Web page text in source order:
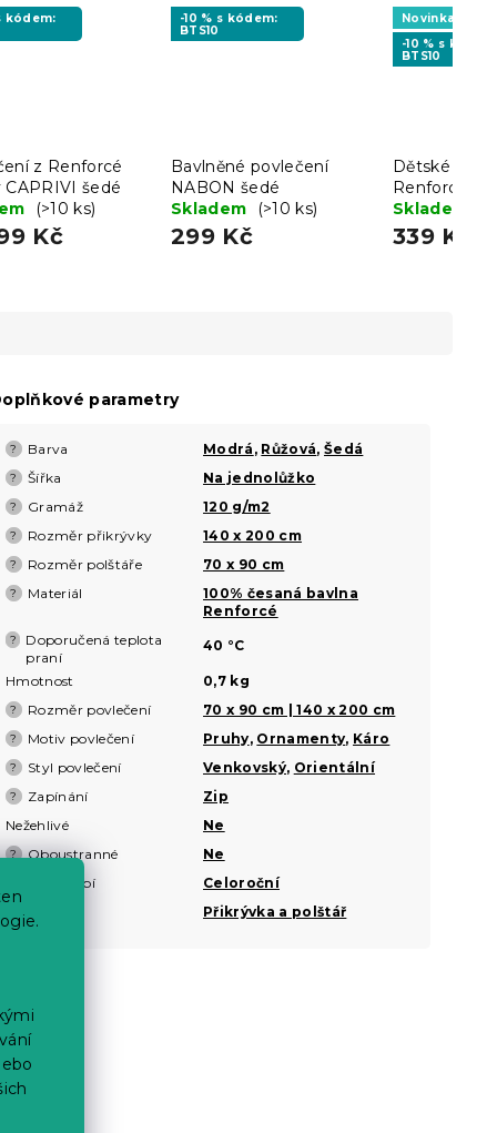
kódem:
z Renforcé
CAPRIVI šedé
(>10 ks)
Kč
-10 % s kódem:
BTS10
Bavlněné povlečení
NABON šedé
Skladem
(>10 ks)
299 Kč
Novinka
-10 % s
BTS10
Dětské
Renforcé
ANIMORA
Skladem
339 Kč
parametry
? Barva Modrá , Růžová,Šedá
? Šířka Na jednolůžko
? Gramáž 120 g/m2
? Rozměr přikrývky 140 x 200 cm
? Rozměr polštáře 70 x 90 cm
? Materiál
100% česaná bavlna
Renforcé
?
Doporučená teplota
praní
40 °C
Hmotnost 0,7 kg
? Rozměr povlečení 70 x 90 cm | 140 x 200 cm
? Motiv povlečení Pruhy, Ornamenty, Káro
? Styl povlečení Venkovský, Orientální
? Zapínání
Zip
Nežehlivé
Ne
? Oboustranné
Ne
Roční období
Celoroční
Sady
Přikrývka a polštář